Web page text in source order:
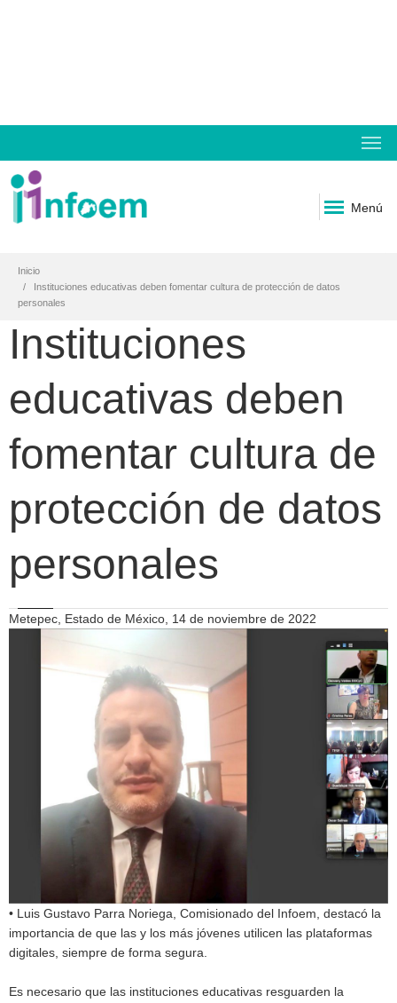
Menú
Inicio
Instituciones educativas deben fomentar cultura de protección de datos
personales
Instituciones
educativas deben
fomentar cultura de
protección de datos
personales
Metepec, Estado de México, 14 de noviembre de 2022
• Luis Gustavo Parra Noriega, Comisionado del Infoem, destacó la
importancia de que las y los más jóvenes utilicen las plataformas
digitales, siempre de forma segura.
Es necesario que las instituciones educativas resguarden la